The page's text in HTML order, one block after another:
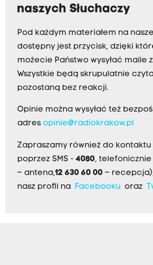
naszych Słuchaczy
Pod każdym materiałem na
dostępny jest przycisk, dzięki
możecie Państwo wysyłać maile
Wszystkie będą skrupulatnie
pozostaną bez reakcji.
Opinie można wysyłać też
adres opinie@radiokrakow.pl
Zapraszamy również do kontaktu
poprzez SMS - 4080, telefonicznie
– antena,12 630 60 00 –
nasz profil na
Facebookuoraz